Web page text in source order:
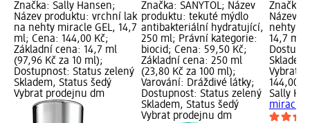
Značka: Sally Hansen;
Název produktu: vrchní lak
na nehty miracle GEL, 14,7
ml; Cena: 144,00 Kč;
Základní cena: 14,7 ml
(97,96 Kč za 10 ml);
Dostupnost: Status zelený
Skladem, Status šedý
Vybrat prodejnu dm
Značka: SANYTOL; Název
produktu: tekuté mýdlo
antibakteriální hydratující,
250 ml; Právní kategorie:
biocid; Cena: 59,50 Kč;
Základní cena: 250 ml
(23,80 Kč za 100 ml);
Varování: Dráždivé látky;
Dostupnost: Status zelený
Skladem, Status šedý
Vybrat prodejnu dm
Značka:
Název
nehty
14,7 ml;
Vybrat
144,00
Sally
miracle